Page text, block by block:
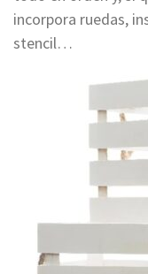
incorpora ruedas,
stencil…